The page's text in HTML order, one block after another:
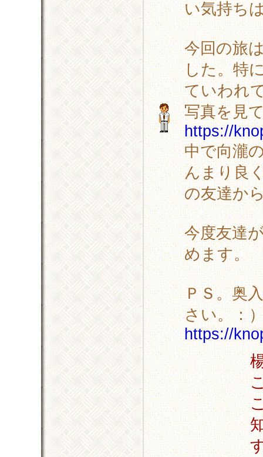
い気持ち
今回の旅
した。特
ていわれ
写真を見
https://
中で向瀧
んまり良
の友達か
今度友達
めます。
ＰＳ。奥
さい。：
https://